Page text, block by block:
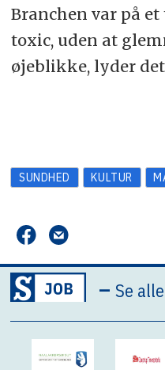
Branchen var på
toxic, uden at
øjeblikke, lyder
SUNDHED KULTUR
–Se